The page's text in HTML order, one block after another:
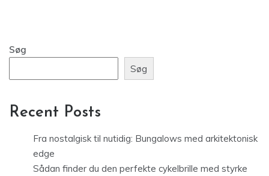
Søg
Søg
Recent Posts
Fra nostalgisk til nutidig: Bungalows med arkitektonisk
edge
Sådan finder du den perfekte cykelbrille med styrke